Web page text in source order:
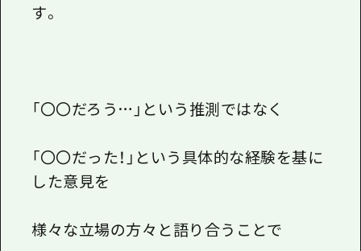
す。
「〇〇だろう…」という推測ではなく
「〇〇だった！」という具体的な経験を基に
した意見を
様々な立場の方々と語り合うことで